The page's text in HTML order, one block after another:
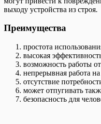
выходу устройства из строя.
Преимущества
простота
высокая
возможность работы
непрерывная работа
отсутствие
может отпугивать
безопасность для